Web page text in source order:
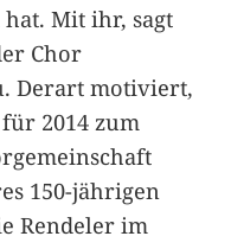
hat. Mit ihr, sagt
Chor
Derart motiviert,
2014 zum
150-jährigen
Rendeler im